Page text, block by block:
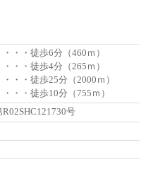
・・徒歩6分（460ｍ）
・・徒歩4分（265ｍ）
・・徒歩25分（2000ｍ）
・・徒歩10分（755ｍ）
号